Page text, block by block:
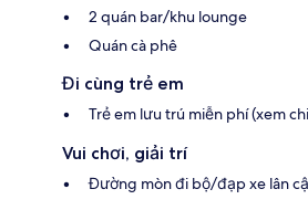
2 quán bar/khu lounge
Quán cà phê
Đi cùng trẻ em
Trẻ em lưu trú miễn phí (xem
Vui chơi, giải trí
Đường mòn đi bộ/đạp xe lân